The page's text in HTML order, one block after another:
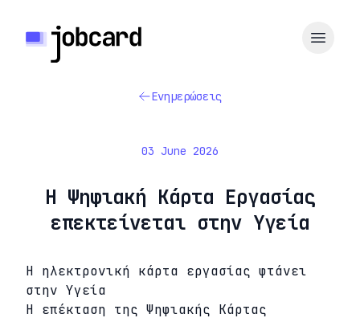
Ενημερώσεις
03 June 2026
Η Ψηφιακή Κάρτα Εργασίας
επεκτείνεται στην Υγεία
Η ηλεκτρονική κάρτα εργασίας φτάνει
στην Υγεία
Η επέκταση της Ψηφιακής Κάρτας